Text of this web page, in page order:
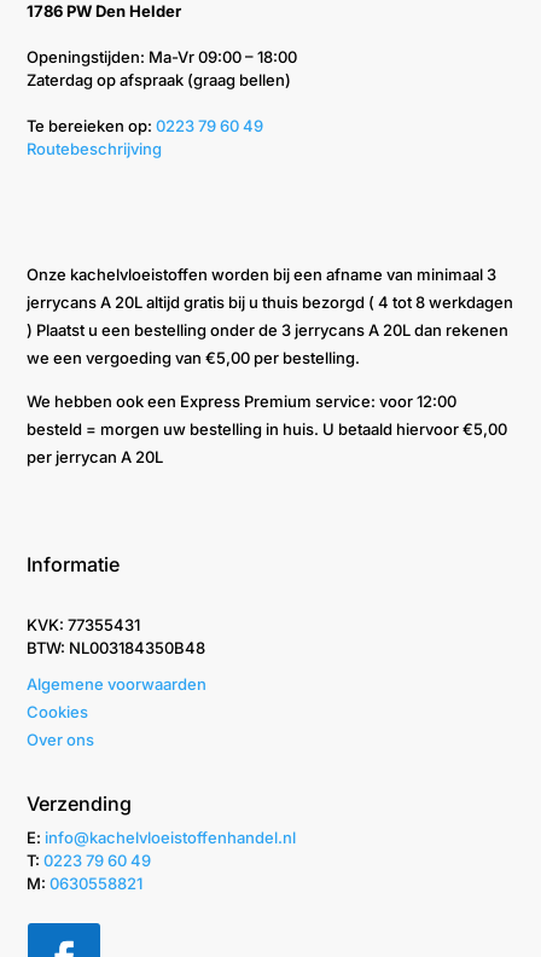
1786 PW Den Helder
Openingstijden: Ma-Vr 09:00 – 18:00
Zaterdag op afspraak (graag bellen)
Te bereieken op: ‭0223 79 60 49‬
Routebeschrijving
Onze kachelvloeistoffen worden bij een afname van minimaal 3
jerrycans A 20L altijd gratis bij u thuis bezorgd ( 4 tot 8 werkdagen
) Plaatst u een bestelling onder de 3 jerrycans A 20L dan rekenen
we een vergoeding van €5,00 per bestelling.
We hebben ook een Express Premium service: voor 12:00
besteld = morgen uw bestelling in huis. U betaald hiervoor €5,00
per jerrycan A 20L
Informatie
KVK: 77355431
BTW: NL003184350B48
Algemene voorwaarden
Cookies
Over ons
Verzending
E: info@kachelvloeistoffenhandel.nl
T: ‭0223 79 60 49‬
M:0630558821